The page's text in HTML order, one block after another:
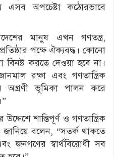
এসব অপচেষ্টা কঠোরভাবে
মানুষ এখন গণতন্ত্র,
পক্ষে ঐক্যবদ্ধ। কোনো
বিনষ্ট করতে দেওয়া হবে না।
রক্ষা এবং গণতান্ত্রিক
অগ্রণী ভূমিকা পালন করে
শান্তিপূর্ণ ও গণতান্ত্রিক
জানিয়ে বলেন, “সতর্ক থাকতে
জনগণের স্বার্থবিরোধী সব